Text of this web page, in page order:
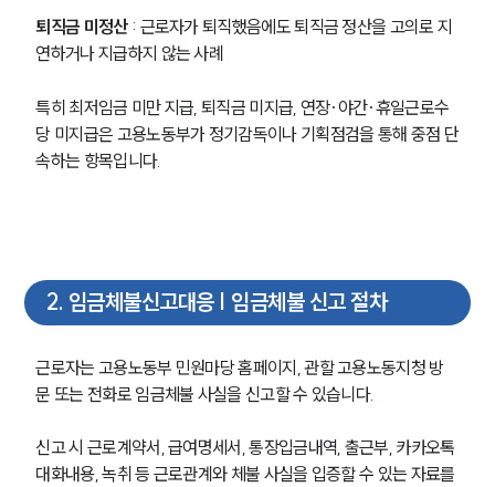
퇴직금 미정산 : 근로자가 퇴직했음에도 퇴직금 정산을 고의로 지
연하거나 지급하지 않는 사례
특히 최저임금 미만 지급, 퇴직금 미지급, 연장·야간·휴일근로수
당 미지급은 고용노동부가 정기감독이나 기획점검을 통해 중점 단
속하는 항목입니다.
2. 임금체불신고대응 | 임금체불 신고 절차
근로자는 고용노동부 민원마당 홈페이지, 관할 고용노동지청 방
문 또는 전화로 임금체불 사실을 신고할 수 있습니다.
신고 시 근로계약서, 급여명세서, 통장입금내역, 출근부, 카카오톡
대화내용, 녹취 등 근로관계와 체불 사실을 입증할 수 있는 자료를